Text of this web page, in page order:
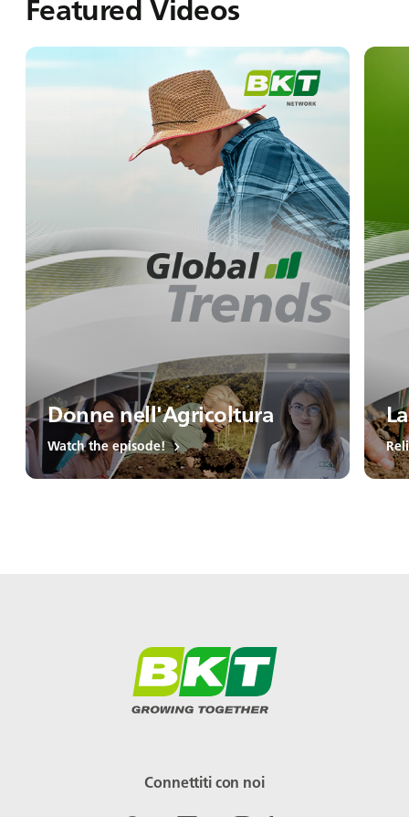
Featured Videos
Donne nell'Agricoltura
Watch the episode!
Connettiti con noi